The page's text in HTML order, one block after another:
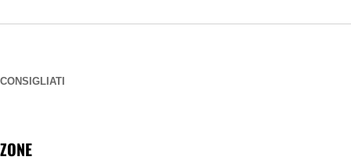
CONSIGLIATI
ZONE